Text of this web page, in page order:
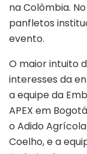
na Colômbia.
panfletos
evento.
O maior intuito
interesses da
a equipe da
APEX em
o Adido
Coelho, e a